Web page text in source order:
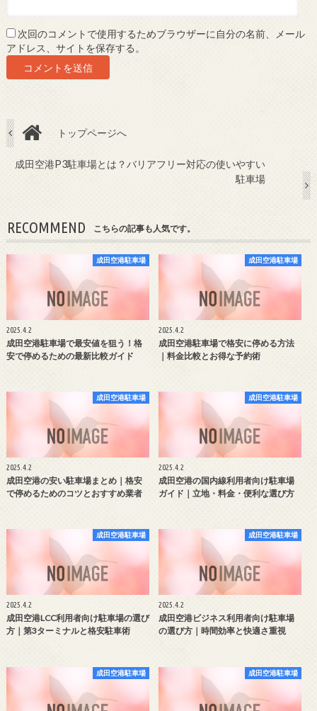
次回のコメントで使用するためブラウザーに自分の名前、メール
アドレス、サイトを保存する。
トップページへ
成田空港P3駐車場とは？バリアフリー対応の使いやすい
駐車場
RECOMMEND こちらの記事も人気です。
成田空港駐車場
2025.4.2
成田空港駐車場で最安値を狙う！格
安で停めるための最新比較ガイド
成田空港駐車場
2025.4.2
成田空港駐車場で格安に停める方法
｜料金比較とお得な予約術
成田空港駐車場
2025.4.2
成田空港の安い駐車場まとめ｜格安
で停めるためのコツとおすすめ業者
成田空港駐車場
2025.4.2
成田空港の国内線利用者向け駐車場
ガイド｜立地・料金・便利な選び方
成田空港駐車場
2025.4.2
成田空港LCC利用者向け駐車場の選び
方｜第3ターミナルと格安駐車術
成田空港駐車場
2025.4.2
成田空港ビジネス利用者向け駐車場
の選び方｜時間効率と快適さ重視
成田空港駐車場 成田空港駐車場